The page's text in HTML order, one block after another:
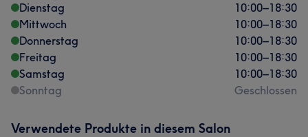
Dienstag
10:00–18:30
Mittwoch
10:00–18:30
Donnerstag
10:00–18:30
Freitag
10:00–18:30
Samstag
10:00–18:30
Sonntag
Geschlossen
Verwendete Produkte in diesem Salon